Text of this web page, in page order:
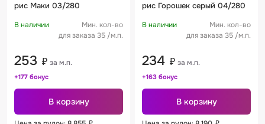
рис Маки 03/280
В наличии
Мин. кол-во
для заказа 35 /м.п.
253 ₽ за м.п.
+177 бонус
В корзину
рис Горошек серый 04/280
В наличии
Мин. кол-во
для заказа 35 /м.п.
234 ₽ за м.п.
+163 бонус
В корзину